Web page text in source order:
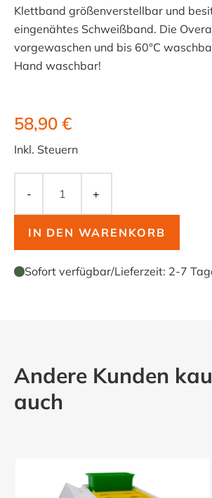
Klettband größenverstellbar und
eingenähtes Schweißband. Die
vorgewaschen und bis 60°C
Hand waschbar!
58,90 €
Inkl. Steuern
- +
IN DEN WARENKORB
Sofort verfügbar/Lieferzeit: 2-7
Andere Kunden
auch